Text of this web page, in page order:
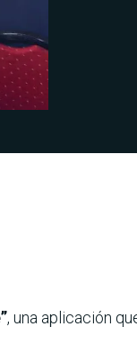
, una aplicación